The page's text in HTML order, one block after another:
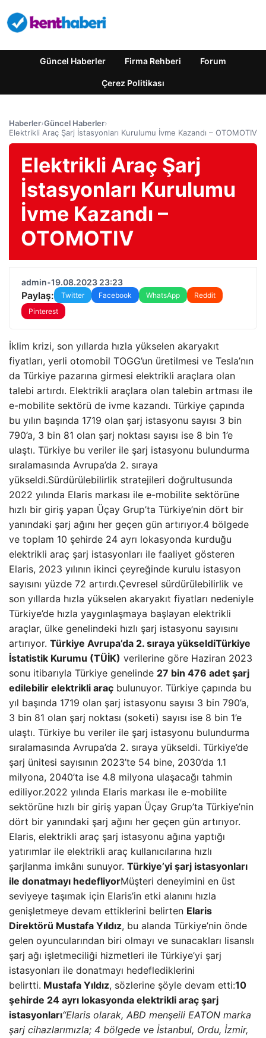
Güncel Haberler Firma Rehberi Forum
Çerez Politikası
Haberler›Güncel Haberler›
Elektrikli Araç Şarj İstasyonları Kurulumu İvme Kazandı – OTOMOTIV
Elektrikli Araç Şarj
İstasyonları Kurulumu
İvme Kazandı –
OTOMOTIV
admin•19.08.2023 23:23
Paylaş: Twitter Facebook WhatsApp
Reddit
Pinterest
İklim krizi, son yıllarda hızla yükselen akaryakıt
fiyatları, yerli otomobil TOGG’un üretilmesi ve Tesla’nın
da Türkiye pazarına girmesi elektrikli araçlara olan
talebi artırdı. Elektrikli araçlara olan talebin artması ile
e-mobilite sektörü de ivme kazandı. Türkiye çapında
bu yılın başında 1719 olan şarj istasyonu sayısı 3 bin
790’a, 3 bin 81 olan şarj noktası sayısı ise 8 bin 1’e
ulaştı. Türkiye bu veriler ile şarj istasyonu bulundurma
sıralamasında Avrupa’da 2. sıraya
yükseldi.Sürdürülebilirlik stratejileri doğrultusunda
2022 yılında Elaris markası ile e-mobilite sektörüne
hızlı bir giriş yapan Üçay Grup’ta Türkiye’nin dört bir
yanındaki şarj ağını her geçen gün artırıyor.4 bölgede
ve toplam 10 şehirde 24 ayrı lokasyonda kurduğu
elektrikli araç şarj istasyonları ile faaliyet gösteren
Elaris, 2023 yılının ikinci çeyreğinde kurulu istasyon
sayısını yüzde 72 artırdı.Çevresel sürdürülebilirlik ve
son yıllarda hızla yükselen akaryakıt fiyatları nedeniyle
Türkiye’de hızla yaygınlaşmaya başlayan elektrikli
araçlar, ülke genelindeki hızlı şarj istasyonu sayısını
artırıyor. Türkiye Avrupa’da 2. sıraya yükseldiTürkiye
İstatistik Kurumu (TÜİK) verilerine göre Haziran 2023
sonu itibarıyla Türkiye genelinde 27 bin 476 adet şarj
edilebilir elektrikli araç bulunuyor. Türkiye çapında bu
yıl başında 1719 olan şarj istasyonu sayısı 3 bin 790’a,
3 bin 81 olan şarj noktası (soketi) sayısı ise 8 bin 1’e
ulaştı. Türkiye bu veriler ile şarj istasyonu bulundurma
sıralamasında Avrupa’da 2. sıraya yükseldi. Türkiye’de
şarj ünitesi sayısının 2023’te 54 bine, 2030’da 1.1
milyona, 2040’ta ise 4.8 milyona ulaşacağı tahmin
ediliyor.2022 yılında Elaris markası ile e-mobilite
sektörüne hızlı bir giriş yapan Üçay Grup’ta Türkiye’nin
dört bir yanındaki şarj ağını her geçen gün artırıyor.
Elaris, elektrikli araç şarj istasyonu ağına yaptığı
yatırımlar ile elektrikli araç kullanıcılarına hızlı
şarjlanma imkânı sunuyor. Türkiye’yi şarj istasyonları
ile donatmayı hedefliyorMüşteri deneyimini en üst
seviyeye taşımak için Elaris’in etki alanını hızla
genişletmeye devam ettiklerini belirten Elaris
Direktörü Mustafa Yıldız, bu alanda Türkiye’nin önde
gelen oyuncularından biri olmayı ve sunacakları lisanslı
şarj ağı işletmeciliği hizmetleri ile Türkiye’yi şarj
istasyonları ile donatmayı hedeflediklerini
belirtti. Mustafa Yıldız, sözlerine şöyle devam etti:10
şehirde 24 ayrı lokasyonda elektrikli araç şarj
istasyonları“Elaris olarak, ABD menşeili EATON marka
şarj cihazlarımızla; 4 bölgede ve İstanbul, Ordu, İzmir,